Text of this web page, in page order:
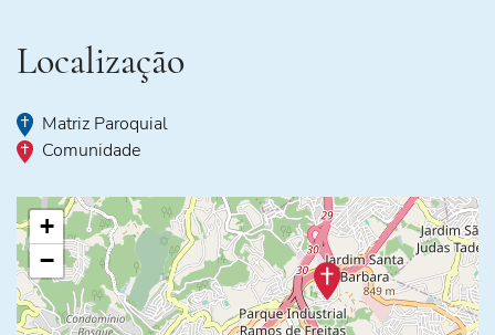
Localização
Matriz Paroquial
Comunidade
+
−